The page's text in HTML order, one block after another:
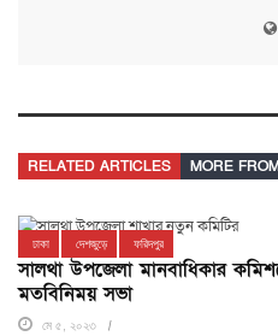
RELATED ARTICLES MORE
ঢাকা দেশজুড়ে ফরিদপুর
সালথা উপজেলা মানবাধিকার
মতবিনিময় সভা
মে ৫, ২০২৩